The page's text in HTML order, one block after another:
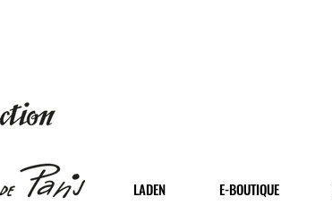
LADEN E-BOUTIQUE